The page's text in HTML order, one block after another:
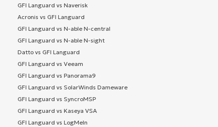
GFI Languard vs Naverisk
Acronis vs GFI Languard
GFI Languard vs N-able N-central
GFI Languard vs N-able N-sight
Datto vs GFI Languard
GFI Languard vs Veeam
GFI Languard vs Panorama9
GFI Languard vs SolarWinds Dameware
GFI Languard vs SyncroMSP
GFI Languard vs Kaseya VSA
GFI Languard vs LogMeIn